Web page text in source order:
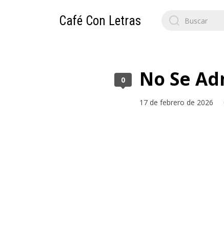
Café Con Letras
Search
for:
No Se
17 de febrero de 2026
0